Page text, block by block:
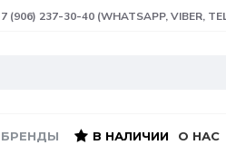
(906) 237-30-40 (WHATSAPP, VIBER,
БРЕНДЫ В НАЛИЧИИ О НАС